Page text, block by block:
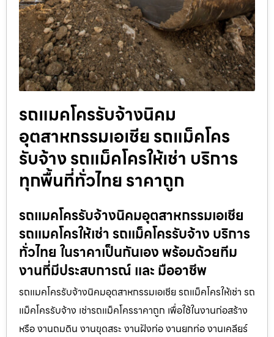
รถแมคโครรับจ้างนิคม
อุตสาหกรรมเอเชีย รถแม็คโคร
รับจ้าง รถแม็คโครให้เช่า บริการ
ทุกพื้นที่ทั่วไทย ราคาถูก
รถแมคโครรับจ้างนิคมอุตสาหกรรมเอเชีย
รถแมคโครให้เช่า รถแม็คโครรับจ้าง บริการ
ทั่วไทย ในราคาเป็นกันเอง พร้อมด้วยทีม
งานที่มีประสบการณ์ และ มืออาชีพ
รถแมคโครรับจ้างนิคมอุตสาหกรรมเอเชีย รถแม็คโครให้เช่า รถ
แม็คโครรับจ้าง เช่ารถแม็คโครราคาถูก เพื่อใช้ในงานก่อสร้าง
หรือ งานถมดิน งานขุดสระ งานฝังท่อ งานยกท่อ งานเคลียร์